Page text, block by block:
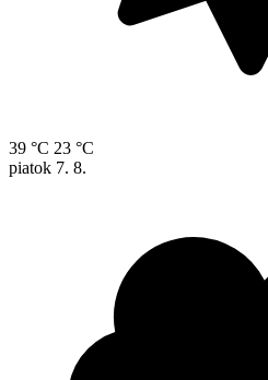
39 °C 23 °C
piatok 7. 8.